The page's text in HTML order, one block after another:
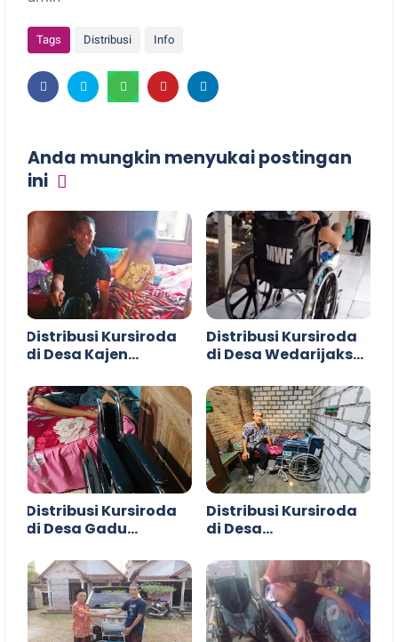
Tags Distribusi Info
Anda mungkin menyukai postingan
ini
Distribusi Kursiroda
di Desa Kajen
Distribusi Kursiroda
di Desa Wedarijaksa
Distribusi Kursiroda
di Desa Gadu
Distribusi Kursiroda
di Desa
Margoyoso Pati